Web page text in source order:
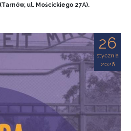
ul. Mościckiego 27A).
26
stycznia
2026